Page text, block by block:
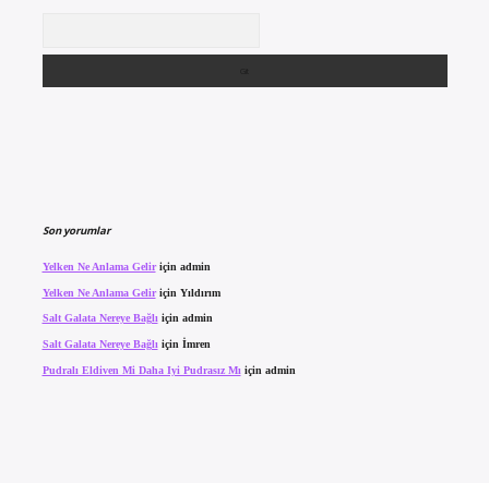
Son yorumlar
Yelken Ne Anlama Geliriçin admin
Yelken Ne Anlama Geliriçin Yıldırım
Salt Galata Nereye Bağlıiçin admin
Salt Galata Nereye Bağlı için İmren
Pudralı Eldiven Mi Daha Iyi Pudrasız Mı için admin